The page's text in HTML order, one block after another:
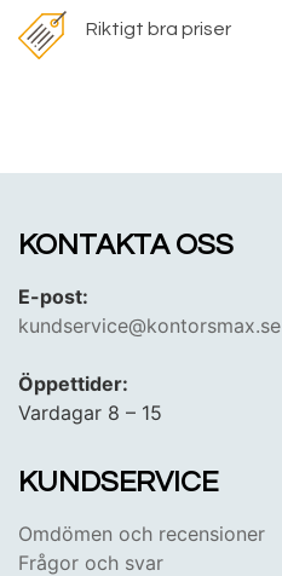
Riktigt bra priser
KONTAKTA OSS
E-post:
kundservice@kontorsmax.se
Öppettider:
Vardagar 8 – 15
KUNDSERVICE
Omdömen och recensioner
Frågor och svar